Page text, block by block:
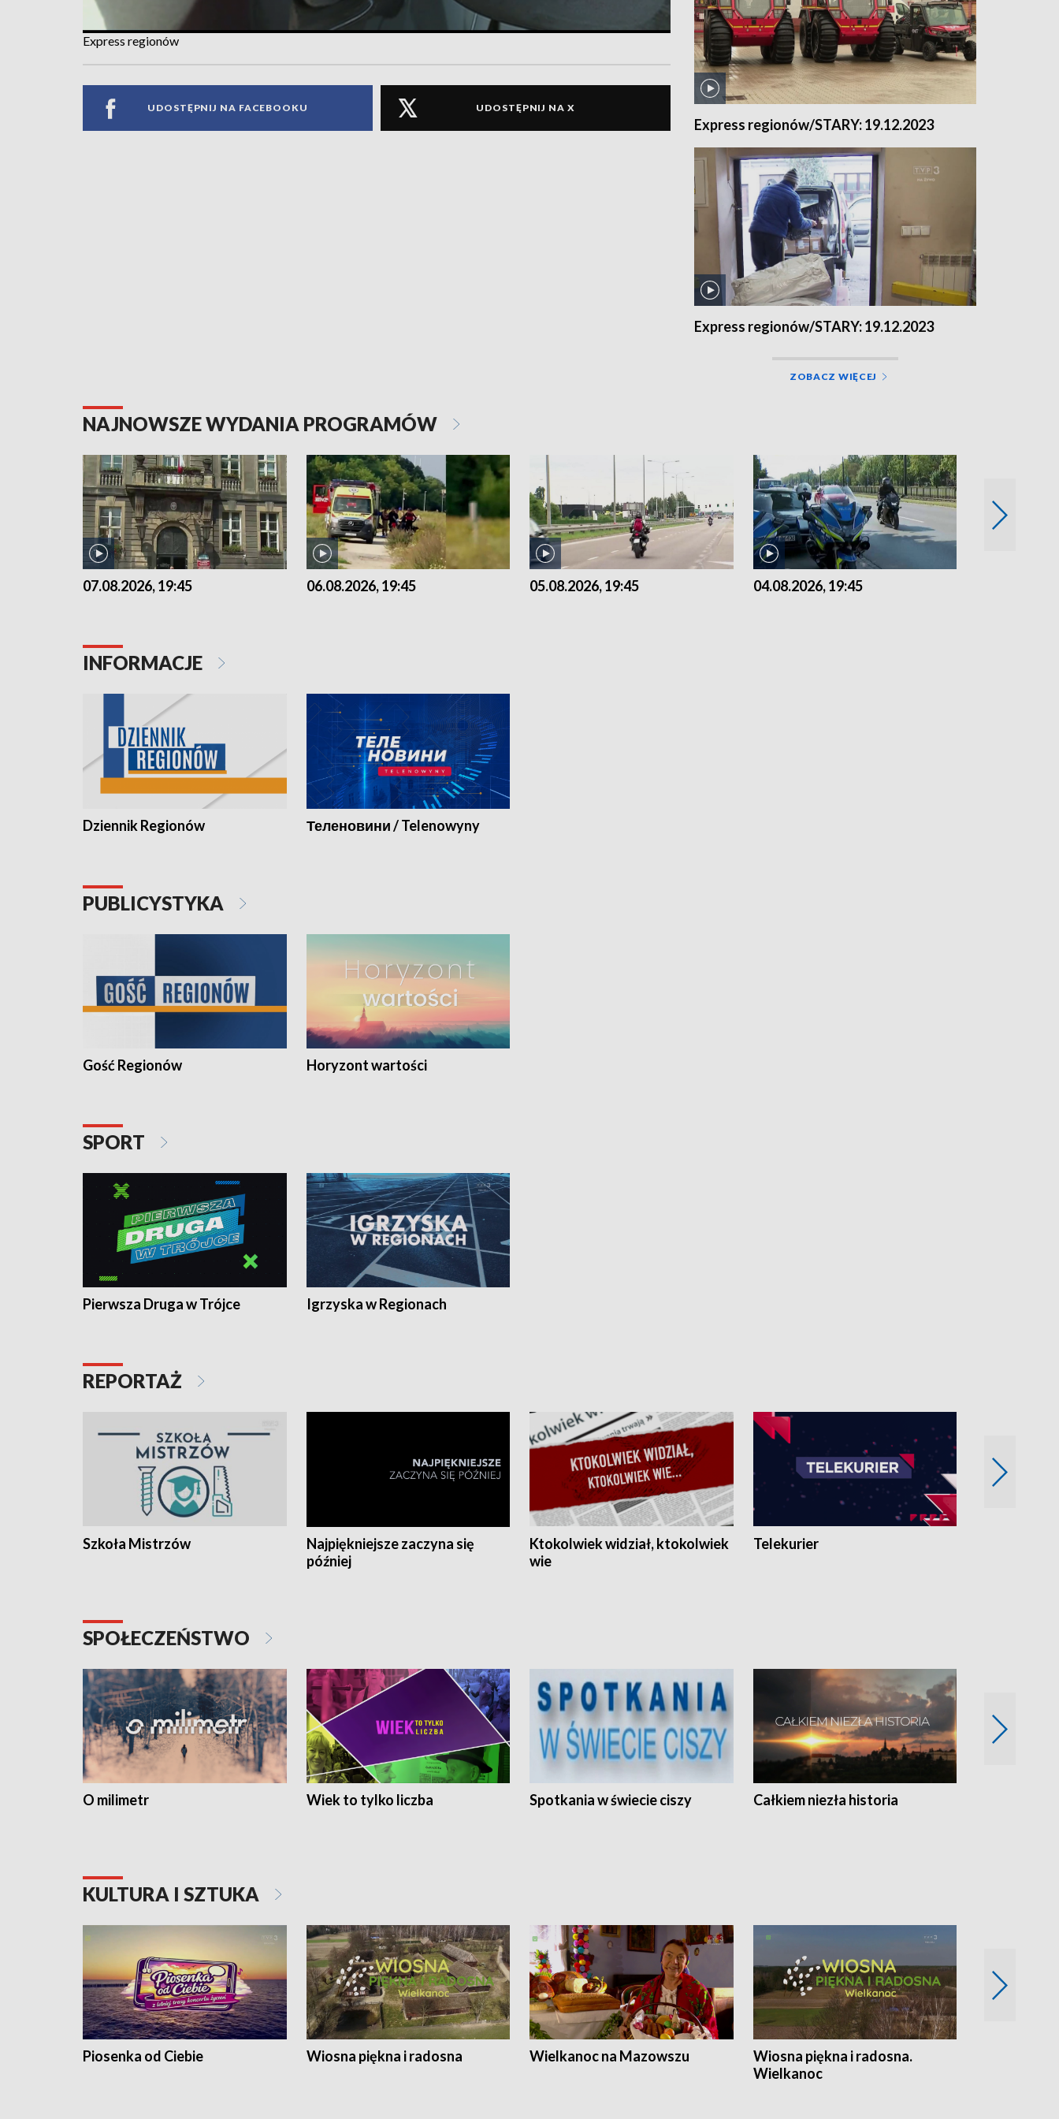
Express regionów
UDOSTĘPNIJ NA FACEBOOKU UDOSTĘPNIJ NA X
Express regionów/STARY: 19.12.2023
Express regionów/STARY: 19.12.2023
ZOBACZ WIĘCEJ
NAJNOWSZE WYDANIA PROGRAMÓW
07.08.2026, 19:45 06.08.2026, 19:45 05.08.2026, 19:45 04.08.2026, 19:45
INFORMACJE
Dziennik Regionów Теленовини / Telenowyny
PUBLICYSTYKA
Gość Regionów Horyzont wartości
SPORT
Pierwsza Druga w Trójce Igrzyska w Regionach
REPORTAŻ
Szkoła Mistrzów
Najpiękniejsze zaczyna się
później
Ktokolwiek widział, ktokolwiek
wie
Telekurier
SPOŁECZEŃSTWO
O milimetr Wiek to tylko liczba Spotkania w świecie ciszy Całkiem niezła historia
KULTURA I SZTUKA
Piosenka od Ciebie Wiosna piękna i radosna Wielkanoc na Mazowszu
Wiosna piękna i radosna.
Wielkanoc